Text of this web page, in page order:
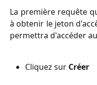
La première requête
à obtenir le jeton
permettra d'accéder
Cliquez sur Créer